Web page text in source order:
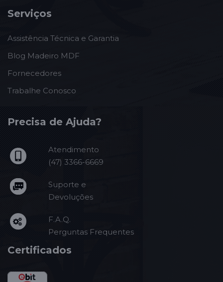
Serviços
Assistência Técnica e Garantia
Blog Madeiro MDF
Fornecedores
Trabalhe Conosco
Precisa de Ajuda?
Atendimento
(47) 3366-6669
Suporte e
Devoluções
F.A.Q.
Perguntas Frequentes
Certificados